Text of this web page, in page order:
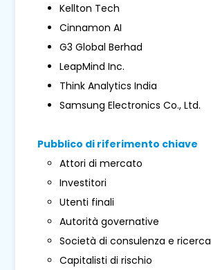
Kellton Tech
Cinnamon AI
G3 Global Berhad
LeapMind Inc.
Think Analytics India
Samsung Electronics Co., Ltd.
Pubblico di riferimento chiave
Attori di mercato
Investitori
Utenti finali
Autorità governative
Società di consulenza e ricerca
Capitalisti di rischio